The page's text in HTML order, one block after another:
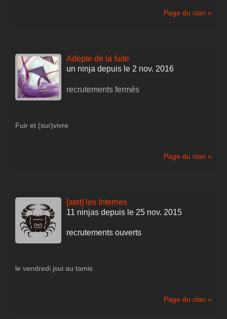
Page du clan »
Adepte de la fuite
un ninja depuis le 2 nov. 2016
recrutements fermés
Fuir et (sur)vivre
Page du clan »
[atet] les Internes
11 ninjas depuis le 25 nov. 2015
recrutements ouverts
le vendredi jsui au tamis
Page du clan »